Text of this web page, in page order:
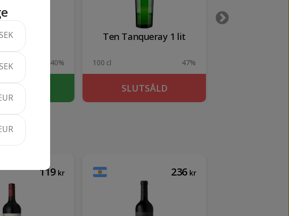
Leblon
40%
KÖP
Ten Tanqueray 1 lit
100 cl 47%
SLUTSÅLD
119 kr 236 kr